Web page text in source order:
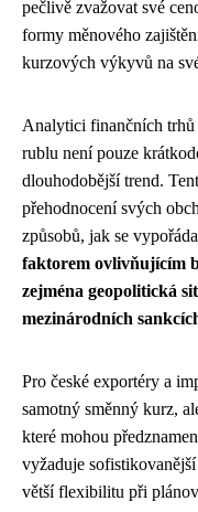
pečlivě zvažovat své
formy měnového
kurzových výkyvů na
Analytici finančních trhů
rublu není pouze
dlouhodobější trend.
přehodnocení svých
způsobů, jak se
faktorem ovlivňujícím
zejména geopolitická
mezinárodních
Pro české exportéry a
samotný směnný kurz,
které mohou
vyžaduje
větší flexibilitu při